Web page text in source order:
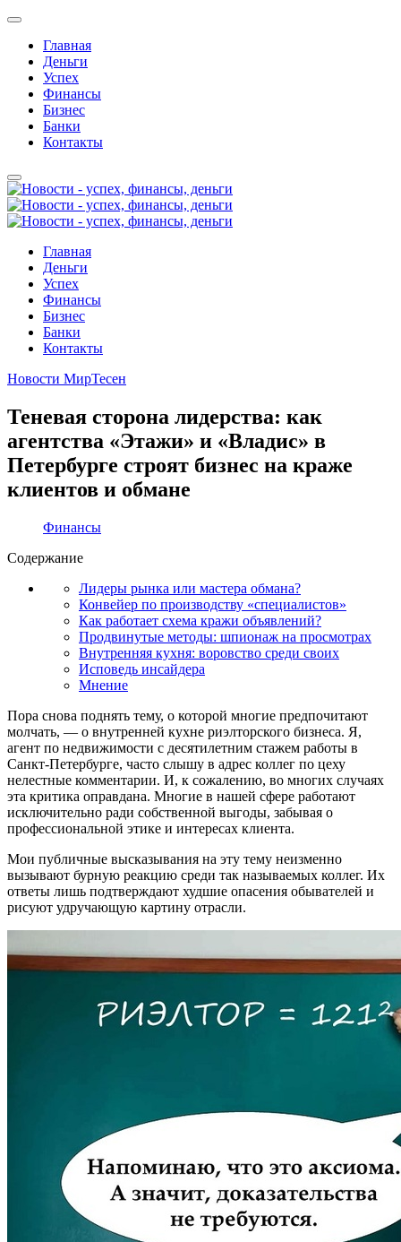
Главная
Деньги
Успех
Финансы
Бизнес
Банки
Контакты
Главная
Деньги
Успех
Финансы
Бизнес
Банки
Контакты
Новости МирТесен
Теневая сторона лидерства: как
агентства «Этажи» и «Владис» в
Петербурге строят бизнес на краже
клиентов и обмане
Финансы
Содержание
Лидеры рынка или мастера обмана?
Конвейер по производству «специалистов»
Как работает схема кражи объявлений?
Продвинутые методы: шпионаж на просмотрах
Внутренняя кухня: воровство среди своих
Исповедь инсайдера
Мнение
Пора снова поднять тему, о которой многие предпочитают
молчать, — о внутренней кухне риэлторского бизнеса. Я,
агент по недвижимости с десятилетним стажем работы в
Санкт-Петербурге, часто слышу в адрес коллег по цеху
нелестные комментарии. И, к сожалению, во многих случаях
эта критика оправдана. Многие в нашей сфере работают
исключительно ради собственной выгоды, забывая о
профессиональной этике и интересах клиента.
Мои публичные высказывания на эту тему неизменно
вызывают бурную реакцию среди так называемых коллег. Их
ответы лишь подтверждают худшие опасения обывателей и
рисуют удручающую картину отрасли.